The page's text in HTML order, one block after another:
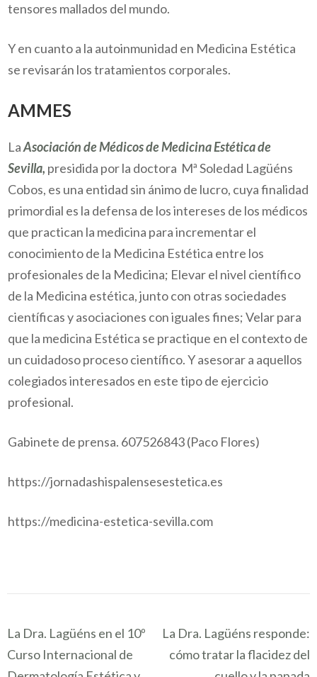
tensores mallados del mundo.
Y en cuanto a la autoinmunidad en Medicina Estética
se revisarán los tratamientos corporales.
AMMES
LaAsociación de Médicos de Medicina Estética de
Sevilla, presidida por la doctora Mª Soledad Lagüéns
Cobos, es una entidad sin ánimo de lucro, cuya finalidad
primordial es la defensa de los intereses de los médicos
que practican la medicina para incrementar el
conocimiento de la Medicina Estética entre los
profesionales de la Medicina; Elevar el nivel científico
de la Medicina estética, junto con otras sociedades
científicas y asociaciones con iguales fines; Velar para
que la medicina Estética se practique en el contexto de
un cuidadoso proceso científico. Y asesorar a aquellos
colegiados interesados en este tipo de ejercicio
profesional.
Gabinete de prensa. 607526843 (Paco Flores)
https://jornadashispalensesestetica.es
https://medicina-estetica-sevilla.com
Navegación
de
La Dra. Lagüéns en el 10º
Curso Internacional de
La Dra. Lagüéns responde:
cómo tratar la flacidez del